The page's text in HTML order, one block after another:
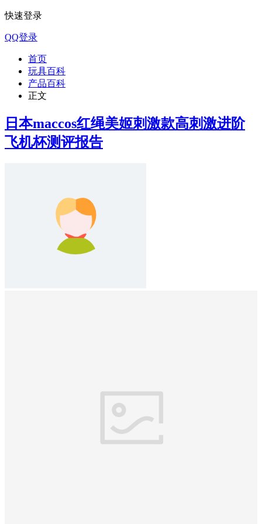
快速登录
QQ登录
首页
玩具百科
产品百科
正文
日本maccos红绳美姬刺激款高刺激进阶
飞机杯测评报告